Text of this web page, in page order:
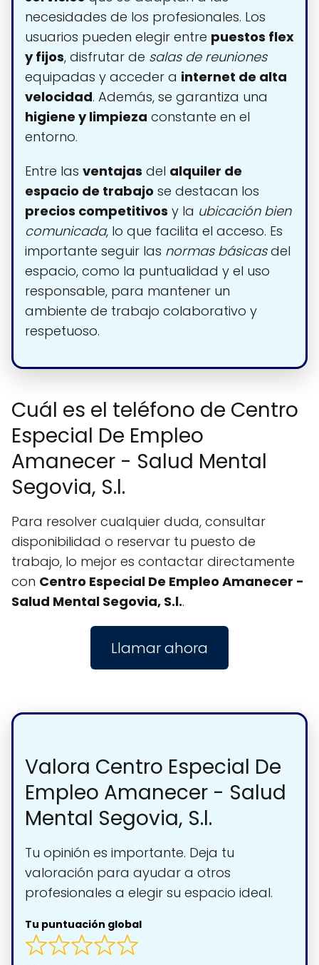
necesidades de los profesionales. Los
usuarios pueden elegir entre puestos flex
y fijos, disfrutar de salas de reuniones
equipadas y acceder a internet de alta
velocidad. Además, se garantiza una
higiene y limpieza constante en el
entorno.
Entre las ventajas del alquiler de
espacio de trabajo se destacan los
precios competitivos y la ubicación bien
comunicada, lo que facilita el acceso. Es
importante seguir las normas básicasdel
espacio, como la puntualidad y el uso
responsable, para mantener un
ambiente de trabajo colaborativo y
respetuoso.
Cuál es el teléfono de Centro
Especial De Empleo
Amanecer - Salud Mental
Segovia, S.l.
Para resolver cualquier duda, consultar
disponibilidad o reservar tu puesto de
trabajo, lo mejor es contactar directamente
con Centro Especial De Empleo Amanecer -
Salud Mental Segovia, S.l..
Llamar ahora
Valora Centro Especial De
Empleo Amanecer - Salud
Mental Segovia, S.l.
Tu opinión es importante. Deja tu
valoración para ayudar a otros
profesionales a elegir su espacio ideal.
Tu puntuación global